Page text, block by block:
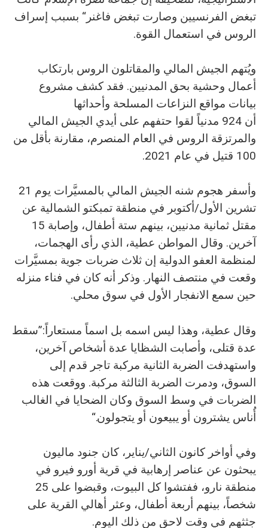
تبغض الفرنسيين وصارت تبغض فاغنر“ بسبب إسراف
الروس في استعمال القوة.
ويُتهم الجيش المالي والمقاتلون الروس بارتكاب
أعمال وحشية بحق المدنيين. فقد كشف مشروع
بيانات مواقع النزاعات المسلحة وأحداثها
أن 924 مدنياً لقوا حتفهم على أيدي الجيش المالي
والمرتزقة الروس في العام المنصرم، مقارنة بأقل من
100 قتيل في عام 2021.
وأسفر هجوم شنه الجيش المالي بالمسيَّرات يوم 21
تشرين الأول/أكتوبر في منطقة تمبكتو الشمالية عن
مقتل ثمانية مدنيين، بينهم ستة أطفال، وإصابة 15
آخرين. وقال المواطن عطية، الذي رأى الهجمات،
لمنظمة العفو الدولية إن ثلاث ضربات جوية بمسيَّرات
وقعت في منتصف النهار. وذكر أنه كان في فناء منزله
حين سمع الانفجار الأول في سوق محلي.
وقال عطية، وهذا ليس اسمه بل اسماً مستعاراً:”سقط
عدة قتلى، وأصابت الشظايا عدة أشخاص آخرين،
واستهدفت الضربة الثانية مركبة تاجر قدم إلى
السوق، ودمرت الضربة الثالثة مركبة. ووقعت هذه
الضربات في وسط السوق وكان الضحايا في الغالب
أُناس يشترون أو يبيعون أو يتجولون.“
وفي أواخر كانون الثاني/يناير، كان جنود ماليون
يبحثون عن عناصر إرهابية في قرية أورو فيرو في
منطقة نارو، ففتشوا كل البيوت، وقبضوا على 25
شخصاً، بينهم أربعة أطفال، وعثر أهالي القرية على
جثثهم في وقت لاحق من ذلك اليوم.